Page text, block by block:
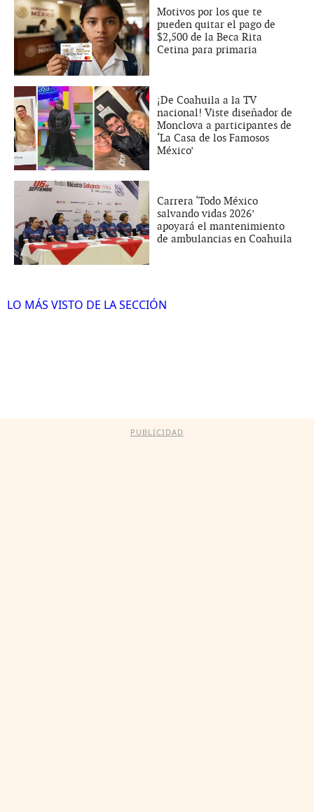
Motivos por los que te
pueden quitar el pago de
$2,500 de la Beca Rita
Cetina para primaria
¡De Coahuila a la TV
nacional! Viste diseñador de
Monclova a participantes de
‘La Casa de los Famosos
México’
Carrera ‘Todo México
salvando vidas 2026’
apoyará el mantenimiento
de ambulancias en Coahuila
LO MÁS VISTO DE LA SECCIÓN
PUBLICIDAD